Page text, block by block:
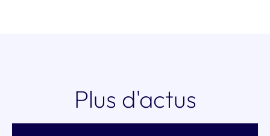
Plus d'actus